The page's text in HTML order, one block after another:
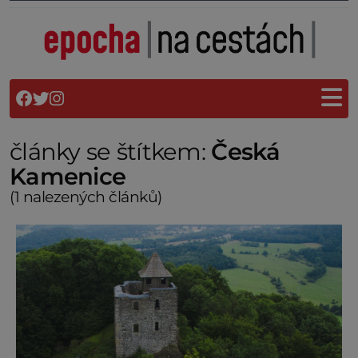
články se štítkem: Česká
Kamenice
(1 nalezených článků)